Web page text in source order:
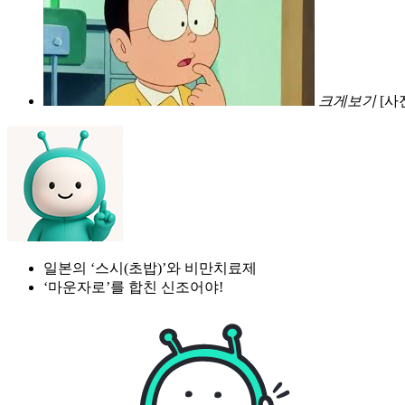
크게보기 [사
일본의 ‘스시(초밥)’와 비만치료제
‘마운자로’를 합친 신조어야!